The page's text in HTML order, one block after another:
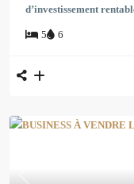
d’investissement
5 6